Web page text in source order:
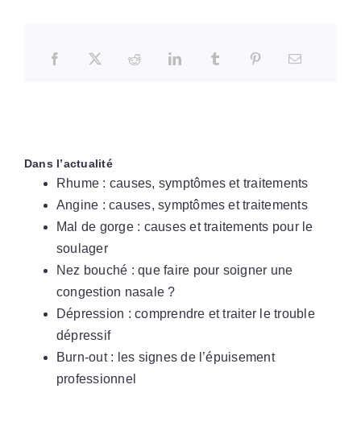
Dans l’actualité
Rhume : causes, symptômes et traitements
Angine : causes, symptômes et traitements
Mal de gorge : causes et traitements pour le
soulager
Nez bouché : que faire pour soigner une
congestion nasale ?
Dépression : comprendre et traiter le trouble
dépressif
Burn-out : les signes de l’épuisement
professionnel